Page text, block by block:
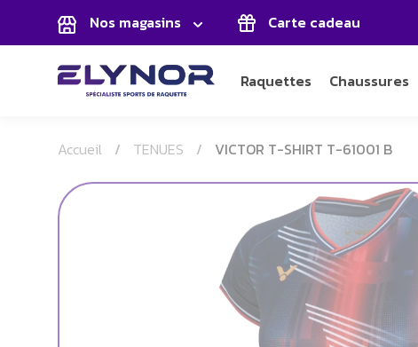
Panneau de gestion des cookies
Nos magasins Carte cadeau
Raquettes Chaussures
Accueil TENUES VICTOR T-SHIRT T-61001 B